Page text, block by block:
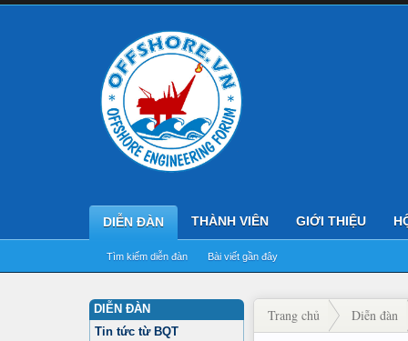
DIỄN ĐÀN
Tìm kiếm diễn đàn Bài viết gần đây
THÀNH VIÊN GIỚI THIỆU
DIỄN ĐÀN
Tin tức từ BQT
Trang chủ Diễn đàn